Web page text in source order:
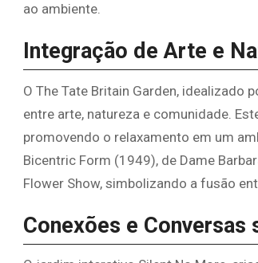
ao ambiente.
Integração de Arte e
O The Tate Britain Garden, idealizado
entre arte, natureza e comunidade.
promovendo o relaxamento em um
Bicentric Form (1949), de Dame
Flower Show, simbolizando a fusão
Conexões e Conversas